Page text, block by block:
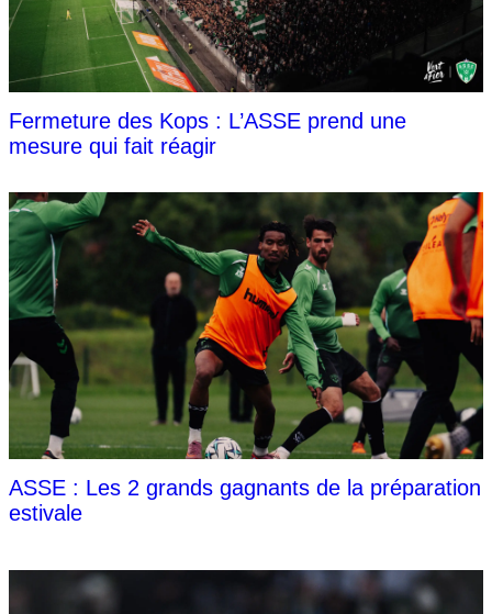
Fermeture des Kops : L’ASSE prend une
mesure qui fait réagir
ASSE : Les 2 grands gagnants de la préparation
estivale